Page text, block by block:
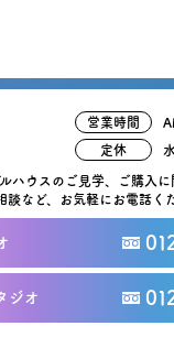
ハウスのご見学、ご購入に
談など、お気軽にお電話く
ジオ
営業時間
定休